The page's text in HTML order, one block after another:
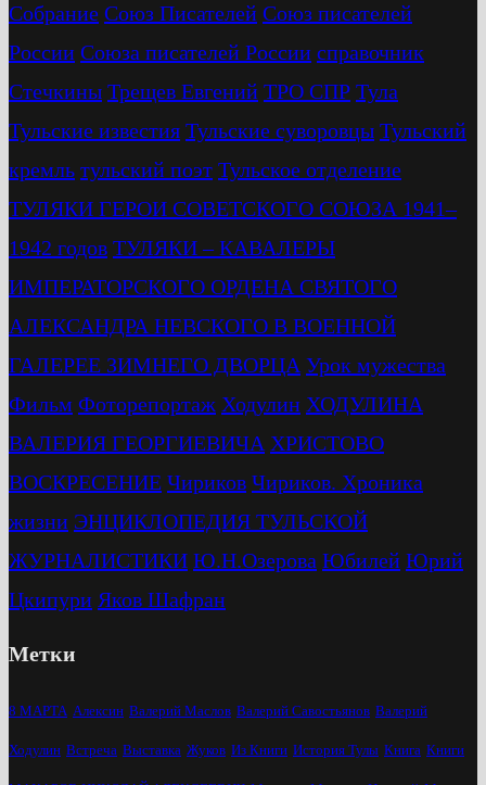
Собрание Союз Писателей Союз писателей
России Союза писателей России справочник
Стечкины Трещев Евгений ТРО СПР Тула
Тульские известия Тульские суворовцы Тульский
кремль тульский поэт Тульское отделение
ТУЛЯКИ ГЕРОИ СОВЕТСКОГО СОЮЗА 1941–
1942 годов ТУЛЯКИ – КАВАЛЕРЫ
ИМПЕРАТОРСКОГО ОРДЕНА СВЯТОГО
АЛЕКСАНДРА НЕВСКОГО В ВОЕННОЙ
ГАЛЕРЕЕ ЗИМНЕГО ДВОРЦА Урок мужества
Фильм Фоторепортаж Ходулин ХОДУЛИНА
ВАЛЕРИЯ ГЕОРГИЕВИЧА ХРИСТОВО
ВОСКРЕСЕНИЕ Чириков Чириков. Хроника
жизни ЭНЦИКЛОПЕДИЯ ТУЛЬСКОЙ
ЖУРНАЛИСТИКИ Ю.Н.Озерова Юбилей Юрий
Цкипури Яков Шафран
Метки
8 МАРТА Алексин Валерий Маслов Валерий Савостьянов Валерий
Ходулин Встреча Выставка Жуков Из Книги История Тулы Книга Книги